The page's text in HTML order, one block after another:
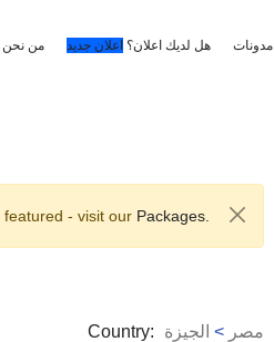
من نحن هل لديك اعلان؟ اعلان جديد مدونات
- visit our Packages.
Country:
مصر > الجيزة